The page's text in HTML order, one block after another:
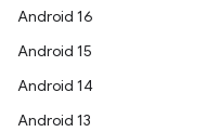
Android 16
Android 15
Android 14
Android 13